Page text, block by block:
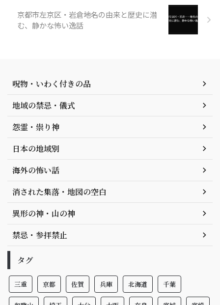
京都市左京区・岩倉――地名の由来と歴史に潜
む、静かな怖い逸話
呪物・いわく付きの品
地域の禁忌・儀式
怨霊・祟り神
日本の地域別
海外の怖い話
消された集落・地図の空白
異形の神・山の神
禁忌・参拝禁止
タグ
三重 京都 佐賀 兵庫 北海道 千葉